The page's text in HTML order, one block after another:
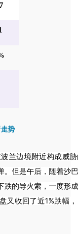
势
兰边境附近构成威
但是午后，随着沙
跌的导火索，一度形
又收回了近1%跌幅